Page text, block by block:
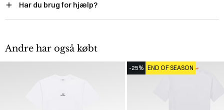
Har du brug for hjælp?
Andre har også købt
-25% END OF SEASON